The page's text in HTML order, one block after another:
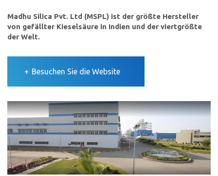
Standorte
Madhu Silica Pvt. Ltd (MSPL) ist der größte Hersteller
von gefällter Kieselsäure in Indien und der viertgrößte
der Welt.
Besuchen Sie die Website